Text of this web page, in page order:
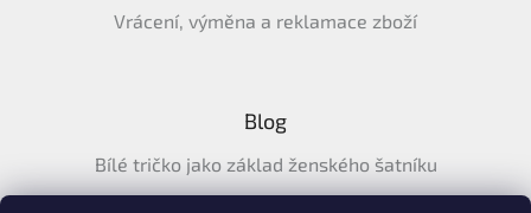
Vrácení, výměna a reklamace zboží
Blog
Bílé tričko jako základ ženského šatníku